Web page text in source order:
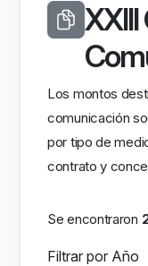
Los montos
comunicación
por tipo de
contrato y
Se encontraron
Filtrar por Año